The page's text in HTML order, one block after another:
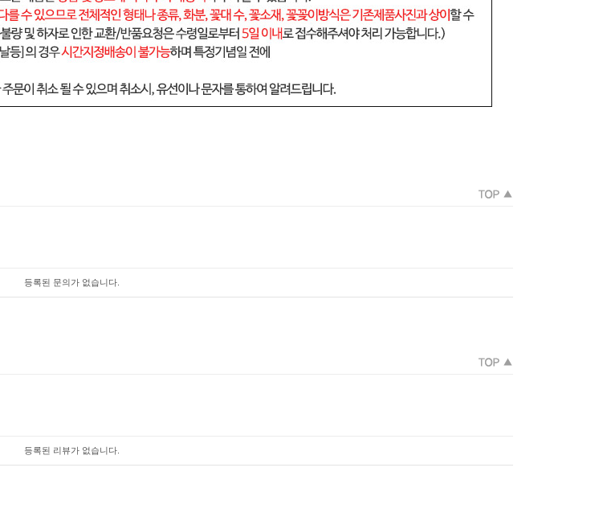
등록된 문의가 없습니다.
등록된 리뷰가 없습니다.